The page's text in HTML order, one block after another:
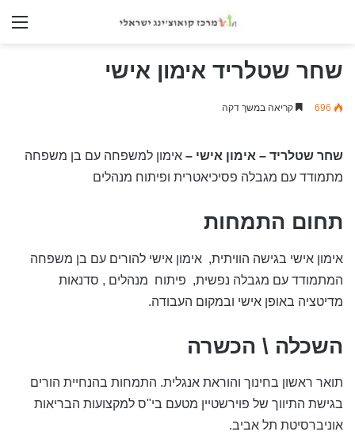
שחר שטלריד אימון אישי
696 קריאה במשך דקה
שחר שטלריד – אימון אישי – אימון למשפחה עם בן משפחה
מתמודד עם מגבלה פסיכיאטרית ופיתוח מנהלים
תחום התמחות
אימון אישי בגישה הוויתית, אימון אישי להורים עם בן משפחה
המתמודד עם מגבלה נפשית, פיתוח מנהלים , סדנאות
מדיטציה באופן אישי ובמקום העבודה.
השכלה \ הכשרה
תואר ראשון בחינוך והוראת אנגלית. התמחות בהנחיית הורים
בגישת התיווך של פוירשטיין מטעם בי"ס למקצועות הבריאות
אוניברסיטת תל אביב.